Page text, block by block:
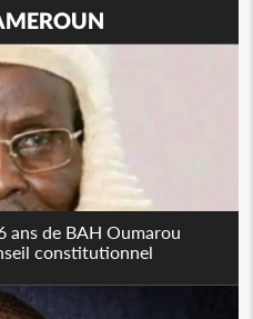
ans de BAH Oumarou
constitutionnel